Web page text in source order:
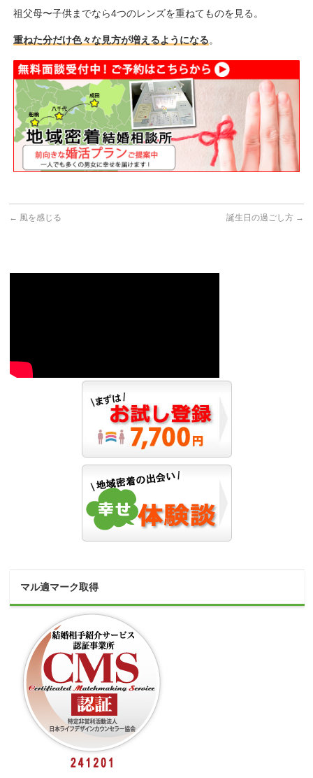
祖父母〜子供までなら4つのレンズを重ねてものを見る。
重ねた分だけ色々な見方が増えるようになる。
← 風を感じる 誕生日の過ごし方 →
マル適マーク取得